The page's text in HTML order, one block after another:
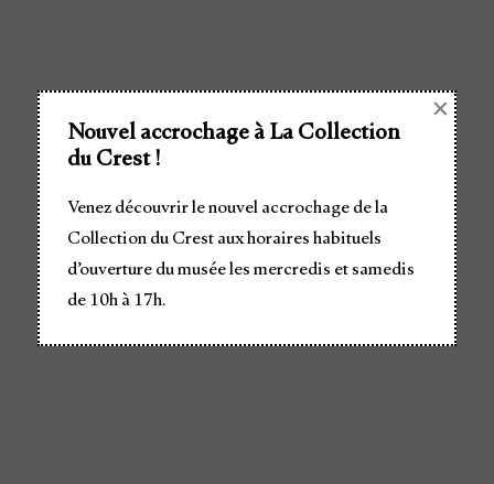
Nouvel accrochage à La Collection
du Crest !
Venez découvrir le nouvel accrochage de la
Collection du Crest aux horaires habituels
d’ouverture du musée les mercredis et samedis
de 10h à 17h.
×